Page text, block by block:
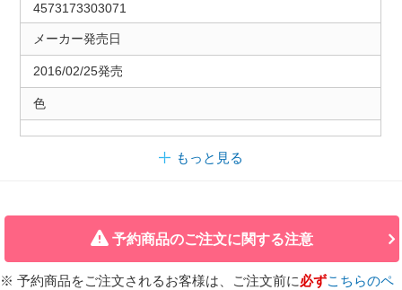
4573173303071
メーカー発売日
2016/02/25発売
色
もっと見る
予約商品のご注文に関する注意
※ 予約商品をご注文されるお客様は、ご注文前に必ずこちらのペ